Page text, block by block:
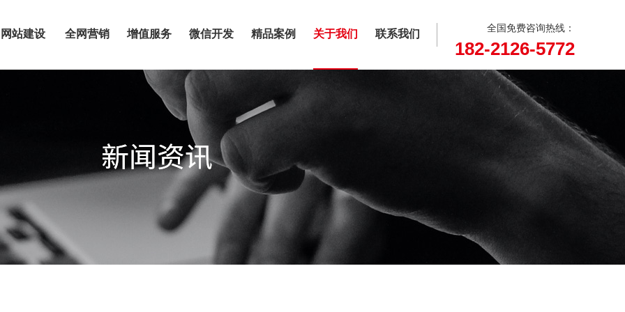
全国免费咨询热线：
182-2126-5772
网站建设 全网营销 增值服务 微信开发 精品案例 关于我们 联系我们